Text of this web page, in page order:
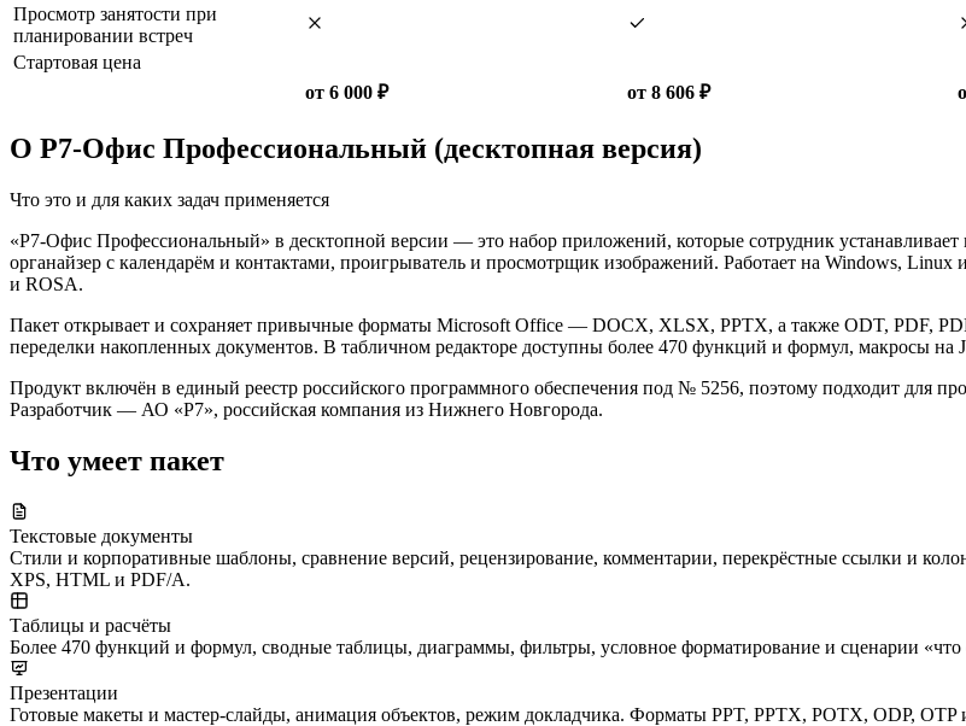
Просмотр занятости при
планировании встреч
Стартовая цена
от 6 000 ₽
от 8 606 ₽
О Р7-Офис Профессиональный (десктопная версия)
Что это и для каких задач применяется
«Р7-Офис Профессиональный» в десктопной версии — это набор приложений, которые сотрудник
органайзер с календарём и контактами, проигрыватель и просмотрщик изображений. Работает на Windows,
и ROSA.
Пакет открывает и сохраняет привычные форматы Microsoft Office — DOCX, XLSX, PPTX, а также ODT, PDF,
переделки накопленных документов. В табличном редакторе доступны более 470 функций и формул, макросы на
Продукт включён в единый реестр российского программного обеспечения под № 5256, поэтому подходит для
Разработчик — АО «Р7», российская компания из Нижнего Новгорода.
Что умеет пакет
Текстовые документы
Стили и корпоративные шаблоны, сравнение версий, рецензирование, комментарии, перекрёстные ссылки и
XPS, HTML и PDF/A.
Таблицы и расчёты
Более 470 функций и формул, сводные таблицы, диаграммы, фильтры, условное форматирование и сценарии
Презентации
Готовые макеты и мастер-слайды, анимация объектов, режим докладчика. Форматы PPT, PPTX, POTX, ODP, OTP